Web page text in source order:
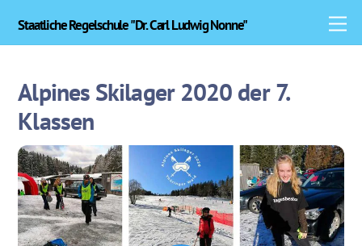
Staatliche Regelschule "Dr. Carl Ludwig Nonne"
Alpines Skilager 2020 der 7.
Klassen